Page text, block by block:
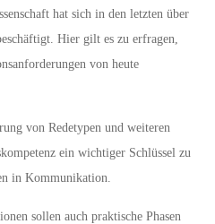
hat sich in den letzten über
Hier gilt es zu erfragen,
von heute
von Redetypen und weiteren
ein wichtiger Schlüssel zu
in Kommunikation.
sollen auch praktische Phasen